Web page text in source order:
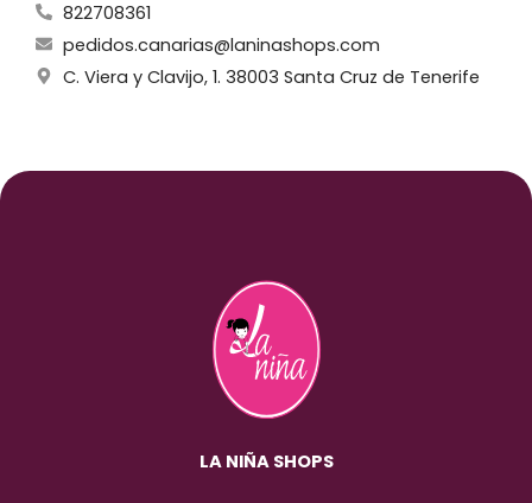
822708361
pedidos.canarias@laninashops.com
C. Viera y Clavijo, 1. 38003 Santa Cruz de Tenerife
LA NIÑA SHOPS